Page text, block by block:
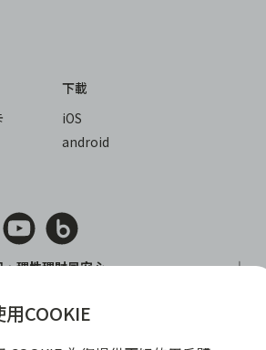
下載
iOS
android
理性理財最安心
融沒有代辦公司及代辦業務，也未與代辦
提供實體銀行提款卡或實體信用卡，請提
COOKIE